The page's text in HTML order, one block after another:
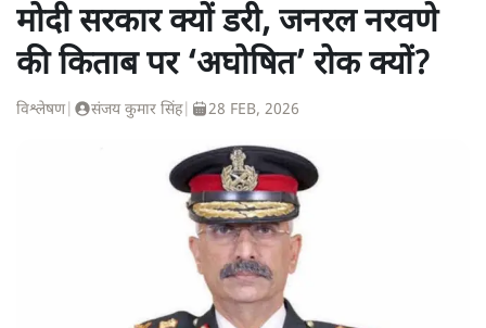
मोदी सरकार क्यों डरी, जनरल नरवणे
की किताब पर ‘अघोषित’ रोक क्यों?
विश्लेषण| संजय कुमार सिंह| 28 FEB, 2026